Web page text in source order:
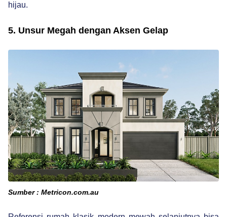
hijau.
5. Unsur Megah dengan Aksen Gelap
Sumber : Metricon.com.au